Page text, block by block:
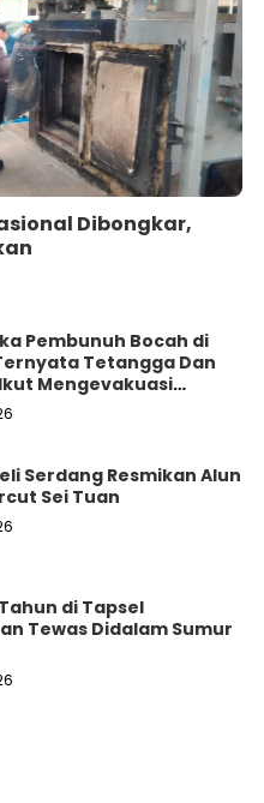
Dibongkar,
Pembunuh Bocah di
Tetangga Dan
Mengevakuasi
Dalam Sumur
Serdang Resmikan Alun
Sei Tuan
di Tapsel
Tewas Didalam Sumur